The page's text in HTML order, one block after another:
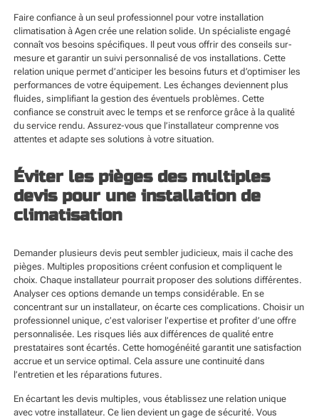
Faire confiance à un seul professionnel pour votre installation
climatisation à Agen crée une relation solide. Un spécialiste engagé
connaît vos besoins spécifiques. Il peut vous offrir des conseils sur-
mesure et garantir un suivi personnalisé de vos installations. Cette
relation unique permet d’anticiper les besoins futurs et d’optimiser les
performances de votre équipement. Les échanges deviennent plus
fluides, simplifiant la gestion des éventuels problèmes. Cette
confiance se construit avec le temps et se renforce grâce à la qualité
du service rendu. Assurez-vous que l’installateur comprenne vos
attentes et adapte ses solutions à votre situation.
Éviter les pièges des multiples
devis pour une installation de
climatisation
Demander plusieurs devis peut sembler judicieux, mais il cache des
pièges. Multiples propositions créent confusion et compliquent le
choix. Chaque installateur pourrait proposer des solutions différentes.
Analyser ces options demande un temps considérable. En se
concentrant sur un installateur, on écarte ces complications. Choisir un
professionnel unique, c’est valoriser l’expertise et profiter d’une offre
personnalisée. Les risques liés aux différences de qualité entre
prestataires sont écartés. Cette homogénéité garantit une satisfaction
accrue et un service optimal. Cela assure une continuité dans
l’entretien et les réparations futures.
En écartant les devis multiples, vous établissez une relation unique
avec votre installateur. Ce lien devient un gage de sécurité. Vous